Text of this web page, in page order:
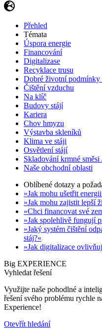
Přehled
Témata
Úspora energie
Financování
Digitalizase
Recyklace trusu
Dobré životní podmínky
Čištění vzduchu
Na klíč
Budovy stájí
Kariera
Chov hmyzu
Výstavba skleníků
Klima ve stáji
Osvětlení stájí
Skladování krmné
Naše obchodní oblasti
Oblíbené dotazy a
»Jak mohu ušetřit
»Jak mohu zajistit lepší
»Chci financovat své
»Jak spolehlivě fungují
»Jaký systém čištění
stáj?«
»Jak digitalizace
Big EXPERIENCE
Vyhledat řešení
Využijte naše pohodlné a
řešení svého problému rychle
Experience!
Otevřít hledání